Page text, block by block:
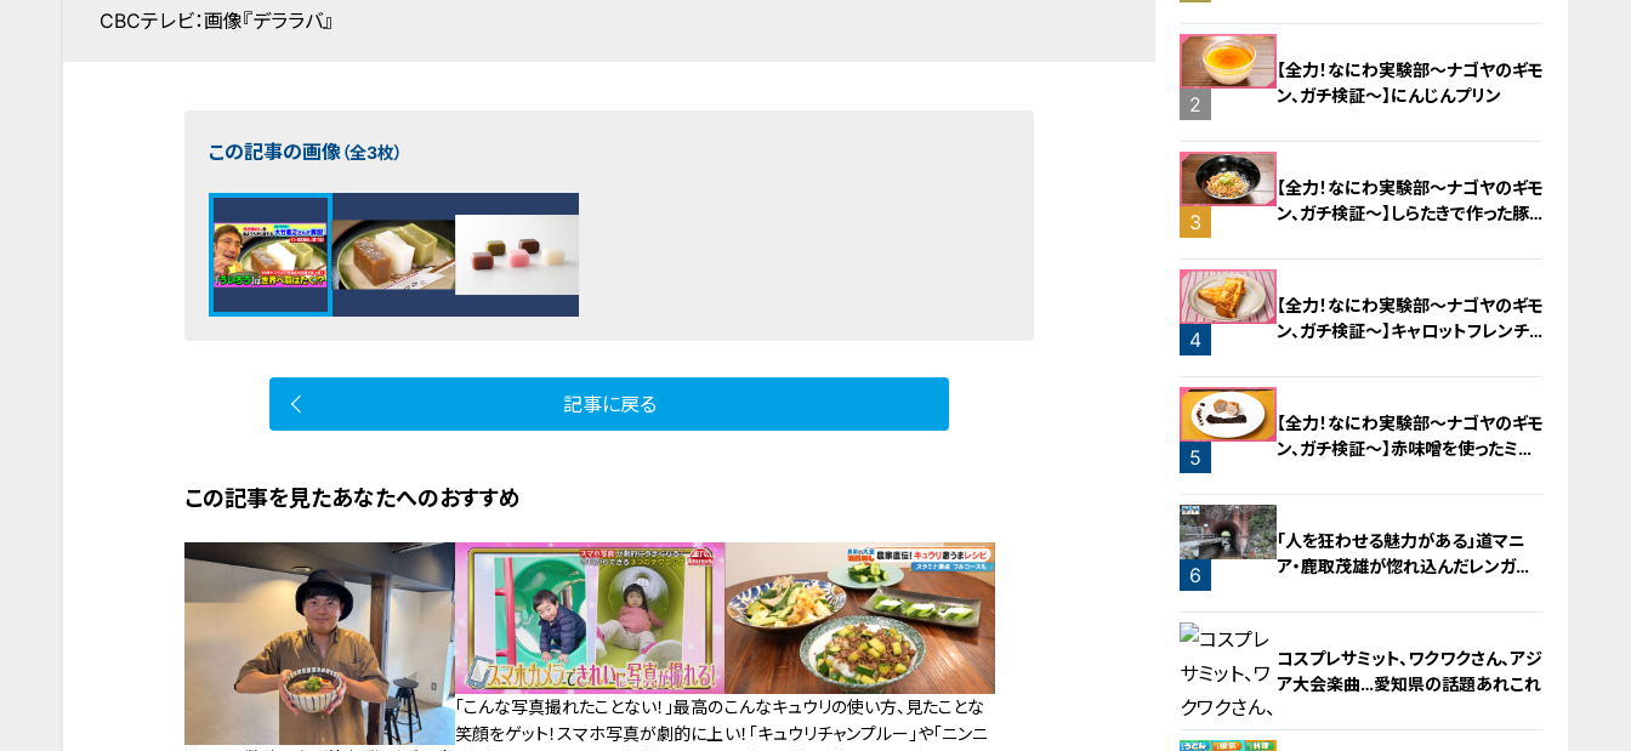
CBCテレビ：画像『デララバ』
この記事の画像（全3枚）
記事に戻る
この記事を見たあなたへのおすすめ
「こんな写真撮れたことない！」最高の
笑顔をゲット！スマホ写真が劇的に上
こんなキュウリの使い方、見たことな
い！「キュウリチャンプルー」や「ニンニ
2
【全力！なにわ実験部～ナゴヤのギモ
ン、ガチ検証～】にんじんプリン
3
【全力！なにわ実験部～ナゴヤのギモ
ン、ガチ検証～】しらたきで作った豚
4
【全力！なにわ実験部～ナゴヤのギモ
ン、ガチ検証～】キャロットフレンチ
5
【全力！なにわ実験部～ナゴヤのギモ
ン、ガチ検証～】赤味噌を使ったミル
6
「人を狂わせる魅力がある」道マニ
ア・鹿取茂雄が惚れ込んだレンガの
コスプレサミット、ワクワクさん、アジ
ア大会楽曲…愛知県の話題あれこれ